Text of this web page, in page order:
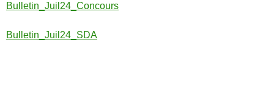
Bulletin_Juil24_Concours
Bulletin_Juil24_SDA